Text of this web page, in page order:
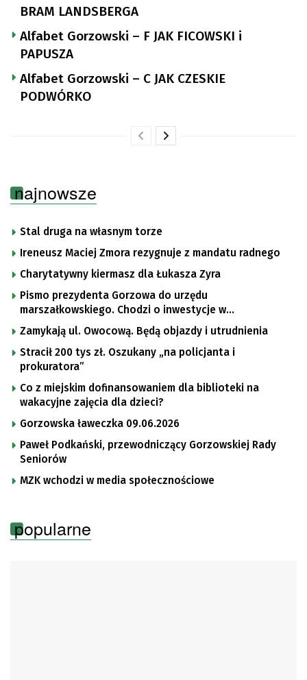
BRAM LANDSBERGA
Alfabet Gorzowski – F JAK FICOWSKI i
PAPUSZA
Alfabet Gorzowski – C JAK CZESKIE
PODWÓRKO
najnowsze
Stal druga na własnym torze
Ireneusz Maciej Zmora rezygnuje z mandatu radnego
Charytatywny kiermasz dla Łukasza Zyra
Pismo prezydenta Gorzowa do urzędu
marszałkowskiego. Chodzi o inwestycje w
bezpieczeństwo
Zamykają ul. Owocową. Będą objazdy i utrudnienia
Stracił 200 tys zł. Oszukany „na policjanta i
prokuratora”
Co z miejskim dofinansowaniem dla biblioteki na
wakacyjne zajęcia dla dzieci?
Gorzowska ławeczka 09.06.2026
Paweł Podkański, przewodniczący Gorzowskiej Rady
Seniorów
MZK wchodzi w media społecznościowe
popularne